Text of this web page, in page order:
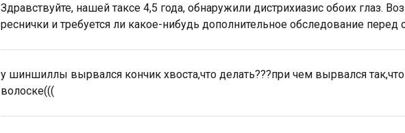
Здравствуйте, нашей таксе 4,5 года, обнаружили дистрихиазис обоих глаз.
реснички и требуется ли какое-нибудь дополнительное обследование перед
у шиншиллы вырвался кончик хвоста,что делать???при чем вырвался так,что
волоске(((